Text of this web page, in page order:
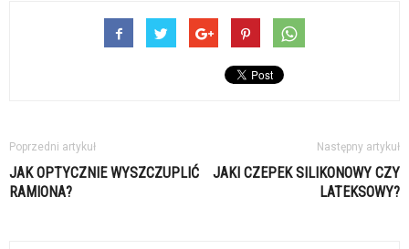
Poprzedni artykuł
JAK OPTYCZNIE WYSZCZUPLIĆ
RAMIONA?
Następny artykuł
JAKI CZEPEK SILIKONOWY CZY
LATEKSOWY?